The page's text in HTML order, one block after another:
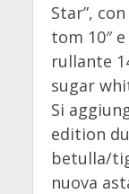
Star”,
tom 10″
rullante
sugar
Si
edition
betulla/
nuova